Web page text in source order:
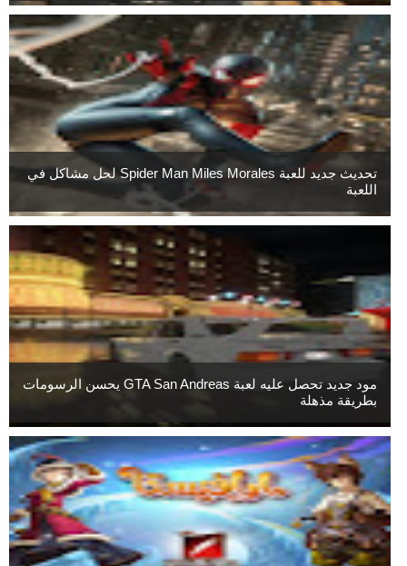
تحديث جديد للعبة Spider Man Miles Morales لحل مشاكل في
اللعبة
مود جديد تحصل عليه لعبة GTA San Andreas يحسن الرسومات
بطريقة مذهلة